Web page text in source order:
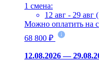
1 смена:
12 авг - 29 авг
Можно оплатить на
68 800 ₽
12.08.2026 —